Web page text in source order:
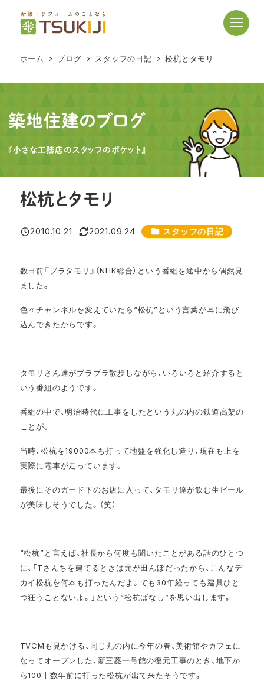
テ
ツ
へ
移
ホーム ブログ スタッフの日記 松杭とタモリ
築地住建のブログ
『小さな工務店のスタッフのポケット』
松杭とタモリ
投稿日
2010.10.21
更新日
2021.09.24 カテゴリー
スタッフの日記
数日前『ブラタモリ』（NHK総合）という番組を途中から偶然見
ました。
色々チャンネルを変えていたら“松杭”という言葉が耳に飛び
込んできたからです。
タモリさん達がブラブラ散歩しながら、いろいろと紹介すると
いう番組のようです。
番組の中で、明治時代に工事をしたという丸の内の鉄道高架の
ことが。
当時、松杭を19000本も打って地盤を強化し造り、現在も上を
実際に電車が走っています。
最後にそのガード下のお店に入って、タモリ達が飲む生ビール
が美味しそうでした。（笑）
“松杭”と言えば、社長から何度も聞いたことがある話のひとつ
に、「Tさんちを建てるときは元が田んぼだったから、こんなデ
カイ松杭を何本も打ったんだよ。でも30年経っても建具ひと
つ狂うことないよ。」という“松杭ばなし”を思い出します。
TVCMも見かける、同じ丸の内に今年の春、美術館やカフェに
なってオープンした、新三菱一号館の復元工事のとき、地下か
ら100十数年前に打った松杭が出て来たそうです。